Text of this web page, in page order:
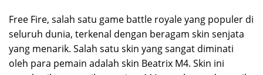
Free Fire, salah satu game battle royale yang populer di
seluruh dunia, terkenal dengan beragam skin senjata
yang menarik. Salah satu skin yang sangat diminati
oleh para pemain adalah skin Beatrix M4. Skin ini